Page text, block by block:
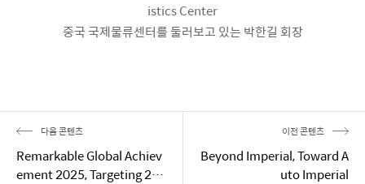
istics Center
중국 국제물류센터를 둘러보고 있는 박한길 회장
다음 콘텐츠
Remarkable Global Achiev
ement 2025, Targeting 2
이전 콘텐츠
Beyond Imperial, Toward A
uto Imperial